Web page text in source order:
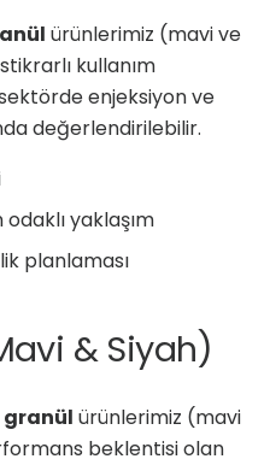
ürünlerimiz (mavi ve
kullanım
enjeksiyon ve
değerlendirilebilir.
yaklaşım
planlaması
& Siyah)
granül ürünlerimiz (mavi
beklentisi olan